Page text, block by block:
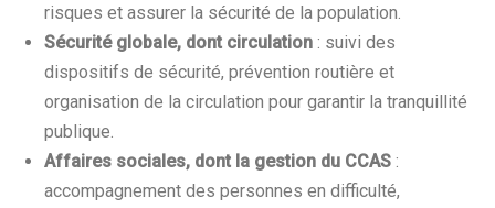
risques et assurer la sécurité de la population.
Sécurité globale, dont circulation : suivi des
dispositifs de sécurité, prévention routière et
organisation de la circulation pour garantir la tranquillité
publique.
Affaires sociales, dont la gestion du CCAS :
accompagnement des personnes en difficulté,